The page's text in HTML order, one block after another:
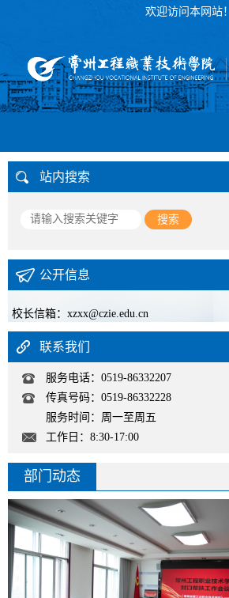
欢迎访问本网站！
站内搜索
搜索
公开信息
校长信箱：xzxx@czie.edu.cn
联系我们
服务电话：0519-86332207
传真号码：0519-86332228
服务时间：周一至周五
工作日：8:30-17:00
部门动态